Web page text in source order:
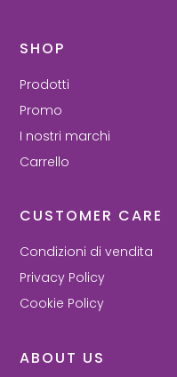
SHOP
Prodotti
Promo
I nostri marchi
Carrello
CUSTOMER CARE
Condizioni di vendita
Privacy Policy
Cookie Policy
ABOUT US